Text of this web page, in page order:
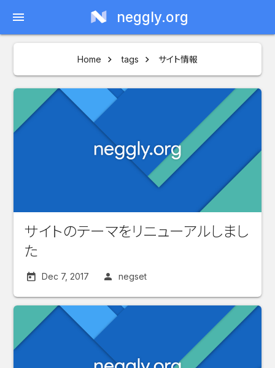
menu neggly.org
Home tags サイト情報
サイトのテーマをリニューアルしまし
た
Dec 7, 2017 negset